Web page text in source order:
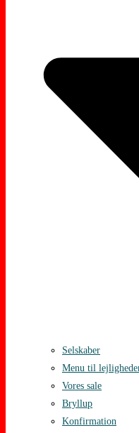
Selskaber
Menu til
Vores sale
Bryllup
Konfirmation